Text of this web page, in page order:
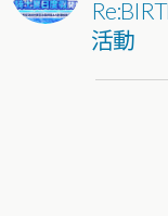
活動